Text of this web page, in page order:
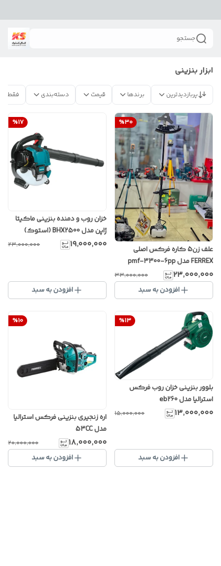
جستجو
ابزار بنزینی
پربازدیدترین برندها قیمت دسته‌بندی فقط
%30
علف زن5 کاره فرکس اصلی
FERREX مدل pmf-3300-6pp
۲۳٬۰۰۰٬۰۰۰ ۳۳٬۰۰۰٬۰۰۰
افزودن به سبد
%17
خزان روب و دمنده بنزینی ماکیتا
ژاپن مدل BHX2500 (استوک)
۱۹٬۰۰۰٬۰۰۰ ۲۳٬۰۰۰٬۰۰۰
افزودن به سبد
%13
بلوور بنزینی خزان روب فرکس
استرالیا مدل eb260
۱۳٬۰۰۰٬۰۰۰ ۱۵٬۰۰۰٬۰۰۰
افزودن به سبد
%10
اره زنجیری بنزینی فرکس استرالیا
مدل 53CC
۱۸٬۰۰۰٬۰۰۰ ۲۰٬۰۰۰٬۰۰۰
افزودن به سبد